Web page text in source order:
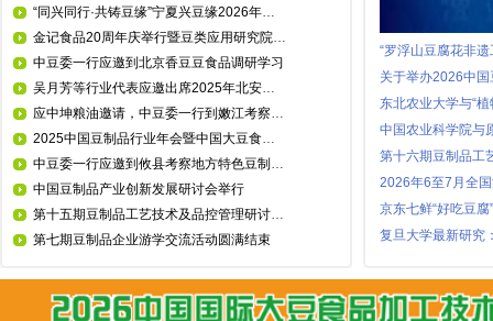
“同兴同行·共铸豆缘”宁夏兴豆缘2026年度盛典圆满举办
金记食品20周年庆举行暨豆类应用研究院成立
中豆委一行应邀到北京香豆豆食品调研学习
吴月芳等行业代表应邀出席2025年北安市农民丰收节暨北安大豆主题推介会并致辞
应中坤粮油邀请，中豆委一行到嫩江考察大豆产销情况
2025中国豆制品行业年会暨中国大豆食品专用原料研讨会暨产销对接会在北安召开
中豆委一行应邀到攸县考察地方特色豆制品发展
中国豆制品产业创新发展研讨会举行
第十五期豆制品工艺技术及品控管理研讨培训纪行
第七期豆制品企业游学交流活动圆满结束
“罗浮山豆腐花非
东北农业大学与“
中国农业科学院与
第十六期豆制品工
2026年6至7月全
京东七鲜“好吃豆